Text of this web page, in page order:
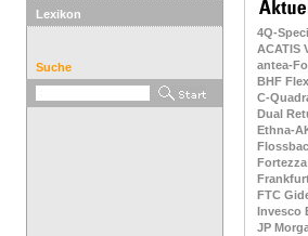
Lexikon
Suche
4Q-
ACATIS
antea-
BHF
C-
Dual
Ethna-
FTC
Invesco
JP